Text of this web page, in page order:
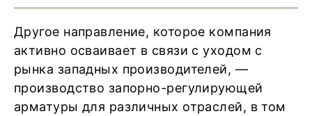
Другое направление, которое компания
активно осваивает в связи с уходом с
рынка западных производителей, —
производство запорно-регулирующей
арматуры для различных отраслей, в том